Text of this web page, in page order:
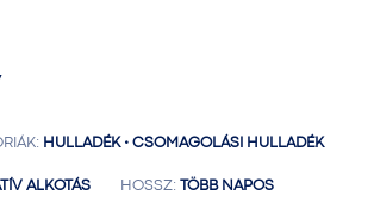
HULLADÉK • CSOMAGOLÁSI HULLADÉK
ALKOTÁS HOSSZ: TÖBB NAPOS